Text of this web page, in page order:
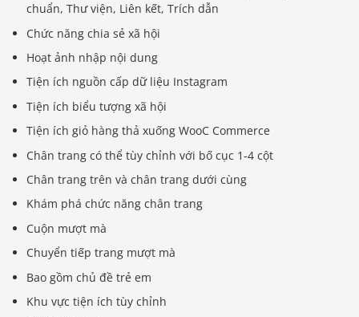
chuẩn, Thư viện, Liên kết, Trích dẫn
Chức năng chia sẻ xã hội
Hoạt ảnh nhập nội dung
Tiện ích nguồn cấp dữ liệu Instagram
Tiện ích biểu tượng xã hội
Tiện ích giỏ hàng thả xuống WooC Commerce
Chân trang có thể tùy chỉnh với bố cục 1-4 cột
Chân trang trên và chân trang dưới cùng
Khám phá chức năng chân trang
Cuộn mượt mà
Chuyển tiếp trang mượt mà
Bao gồm chủ đề trẻ em
Khu vực tiện ích tùy chỉnh